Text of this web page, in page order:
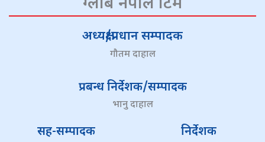
ग्लोब नेपाल टिम
अध्यक्ष/प्रधान सम्पादक
गौतम दाहाल
प्रबन्ध निर्देशक/सम्पादक
भानु दाहाल
सह-सम्पादक निर्देशक